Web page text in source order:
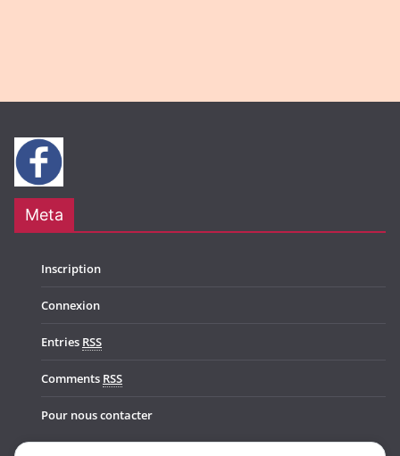
Meta
Inscription
Connexion
Entries RSS
Comments RSS
Pour nous contacter